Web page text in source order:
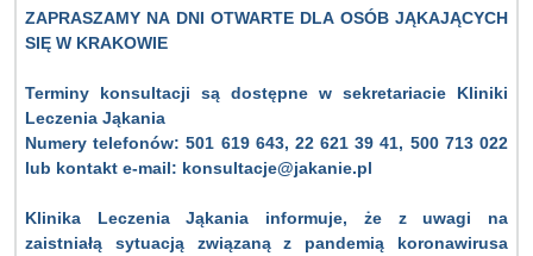
ZAPRASZAMY NA DNI OTWARTE DLA OSÓB JĄKAJĄCYCH
SIĘ W KRAKOWIE
Terminy konsultacji są dostępne w sekretariacie Kliniki
Leczenia Jąkania
Numery telefonów: 501 619 643, 22 621 39 41, 500 713 022
lub kontakt e-mail: konsultacje@jakanie.pl
Klinika Leczenia Jąkania informuje, że z uwagi na
zaistniałą sytuacją związaną z pandemią koronawirusa